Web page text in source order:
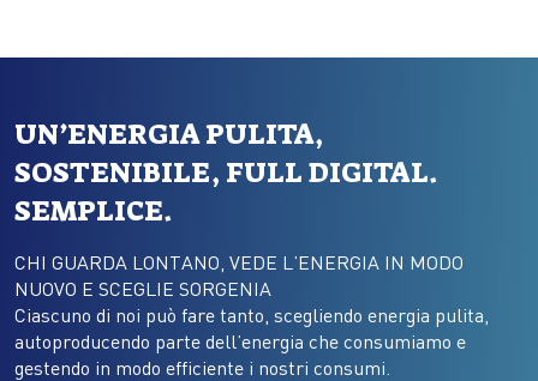
UN’ENERGIA PULITA,
SOSTENIBILE, FULL DIGITAL.
SEMPLICE.
CHI GUARDA LONTANO, VEDE L’ENERGIA IN MODO
NUOVO E SCEGLIE SORGENIA
Ciascuno di noi può fare tanto, scegliendo energia pulita,
autoproducendo parte dell’energia che consumiamo e
gestendo in modo efficiente i nostri consumi.